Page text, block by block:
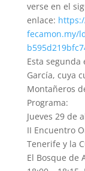
verse en el
enlace:
fecamon.my/
Esta segunda
García, cuya
Montañeros
Programa:
Jueves 29 de
II Encuentro
Tenerife y la
El Bosque de